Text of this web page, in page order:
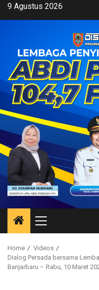
Skip9 Agustus 2026
Primary
Menu
Home
Videos
Dialog Persada bersama
Banjarbaru – Rabu, 10 Maret